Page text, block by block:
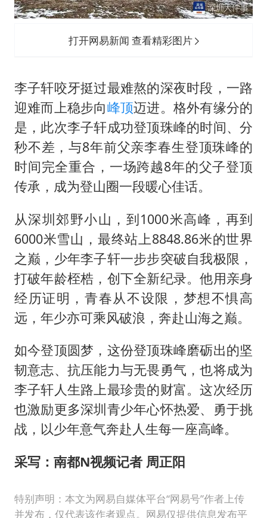
打开网易新闻 查看精彩图片
李子轩咬牙挺过最难熬的深夜时段，一路
迎难而上稳步向峰顶迈进。格外有缘分的
是，此次李子轩成功登顶珠峰的时间、分
秒不差，与8年前父亲李春生登顶珠峰的
时间完全重合，一场跨越8年的父子登顶
传承，成为登山圈一段暖心佳话。
从深圳郊野小山，到1000米高峰，再到
6000米雪山，最终站上8848.86米的世界
之巅，少年李子轩一步步突破自我极限，
打破年龄桎梏，创下全新纪录。他用亲身
经历证明，青春从不设限，梦想不惧高
远，年少亦可乘风破浪，奔赴山海之巅。
如今登顶圆梦，这份登顶珠峰磨砺出的坚
韧意志、抗压能力与无畏勇气，也将成为
李子轩人生路上最珍贵的财富。这次经历
也激励更多深圳青少年心怀热爱、勇于挑
战，以少年意气奔赴人生每一座高峰。
采写：南都N视频记者 周正阳
特别声明：本文为网易自媒体平台“网易号”作者上传
并发布，仅代表该作者观点。网易仅提供信息发布平